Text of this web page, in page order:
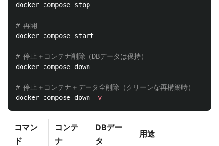
docker compose stop
# 再開
docker compose start
# 停止＋コンテナ削除（DBデータは保持）
docker compose down
# 停止＋コンテナ＋データ全削除（クリーンな再構築時）
docker compose down
-v
コマン
ド
コンテ
ナ
DBデー
タ
用途